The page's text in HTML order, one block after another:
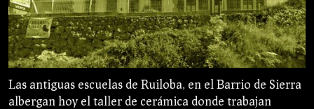
Las antiguas escuelas de Ruiloba, en el Barrio de Sierra
albergan hoy el taller de cerámica donde trabajan